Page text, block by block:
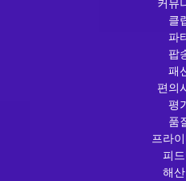
클
파
팝
패
편의
평
품
프라
피
해